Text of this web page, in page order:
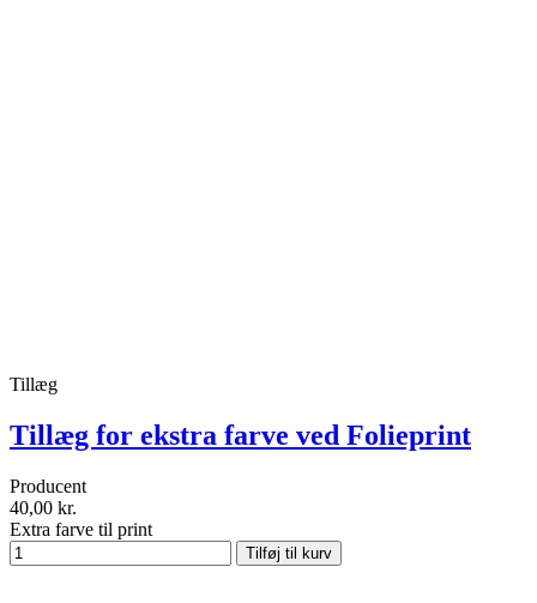
Tillæg
Tillæg for ekstra farve ved Folieprint
Producent
40,00 kr.
Extra farve til print
Tilføj til kurv